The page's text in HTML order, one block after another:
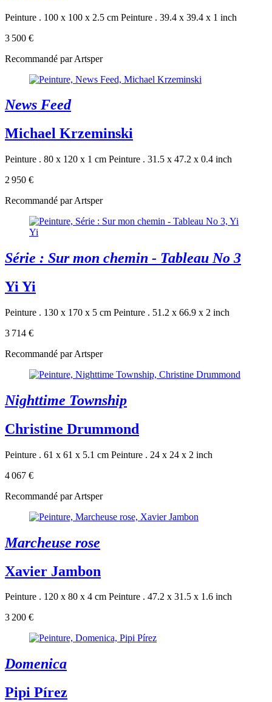
Peinture . 100 x 100 x 2.5 cm Peinture . 39.4 x 39.4 x 1 inch
3 500 €
Recommandé par Artsper
News Feed
Michael Krzeminski
Peinture . 80 x 120 x 1 cm Peinture . 31.5 x 47.2 x 0.4 inch
2 950 €
Recommandé par Artsper
Série : Sur mon chemin - Tableau No 3
Yi Yi
Peinture . 130 x 170 x 5 cm Peinture . 51.2 x 66.9 x 2 inch
3 714 €
Recommandé par Artsper
Nighttime Township
Christine Drummond
Peinture . 61 x 61 x 5.1 cm Peinture . 24 x 24 x 2 inch
4 067 €
Recommandé par Artsper
Marcheuse rose
Xavier Jambon
Peinture . 120 x 80 x 4 cm Peinture . 47.2 x 31.5 x 1.6 inch
3 200 €
Domenica
Pipi Pírez